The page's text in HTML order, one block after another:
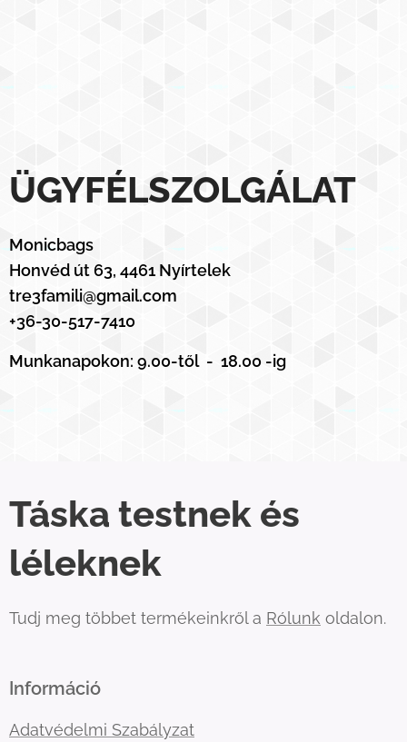
ÜGYFÉLSZOLGÁLAT
Monicbags
Honvéd út 63, 4461 Nyírtelek
tre3famili@gmail.com
+36-30-517-7410
Munkanapokon: 9.00-től - 18.00 -ig
Táska testnek és
léleknek
Tudj meg többet termékeinkről a Rólunk oldalon.
Információ
Adatvédelmi Szabályzat